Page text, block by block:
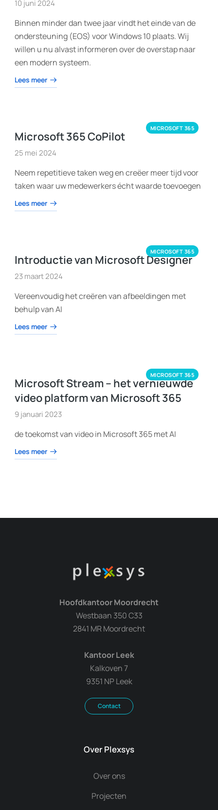
10 juni 2024
Binnen minder dan twee jaar vindt het einde van de
ondersteuning (EOS) voor Windows 10 plaats. Wij
willen u nu alvast informeren over de overstap naar
een modern systeem.
Lees meer
MICROSOFT 365
Microsoft 365 CoPilot
25 mei 2024
Neem repetitieve taken weg en creëer meer tijd voor
taken waar uw medewerkers écht waarde toevoegen
Lees meer
MICROSOFT 365
Introductie van Microsoft Designer
23 maart 2024
Vereenvoudig het creëren van afbeeldingen met
behulp van AI
Lees meer
MICROSOFT 365
Microsoft Stream – het vernieuwde
video platform van Microsoft 365
9 januari 2023
de toekomst van video in Microsoft 365 met AI
Lees meer
Hoofdkantoor Moordrecht
Westbaan 350 C33
2841 MR Moordrecht
Kantoor Leek
Kalkoven 7
9351 NP Leek
Contact
Over Plexsys
Over ons
Projecten